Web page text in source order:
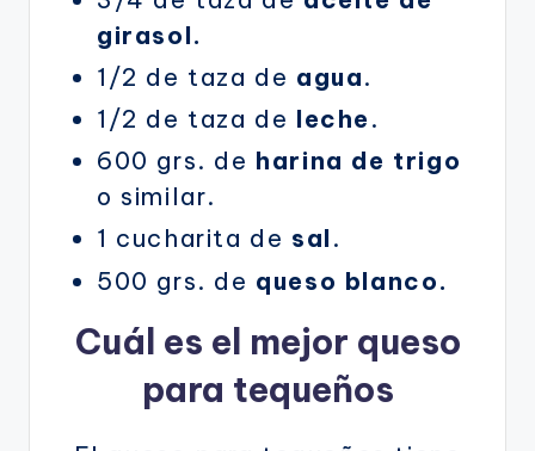
girasol.
1/2 de taza de agua.
1/2 de taza de leche .
600 grs. de harina de trigo
o similar.
1 cucharita de sal .
500 grs. de queso blanco.
Cuál es el mejor queso
para tequeños